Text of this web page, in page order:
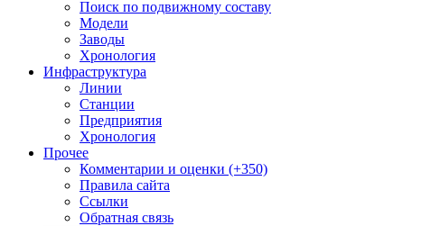
Поиск по подвижному составу
Модели
Заводы
Хронология
Инфраструктура
Линии
Станции
Предприятия
Хронология
Прочее
Комментарии и оценки (+350)
Правила сайта
Ссылки
Обратная связь